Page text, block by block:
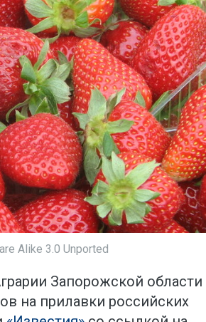
Alike 3.0 Unported
Запорожской области
на прилавки российских